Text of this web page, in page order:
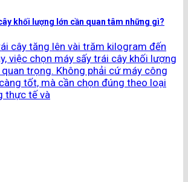
khối lượng lớn cần quan tâm những gì?
cây tăng lên vài trăm kilogram đến
việc chọn máy sấy trái cây khối lượng
trọng. Không phải cứ máy công
tốt, mà cần chọn đúng theo loại
thực tế và